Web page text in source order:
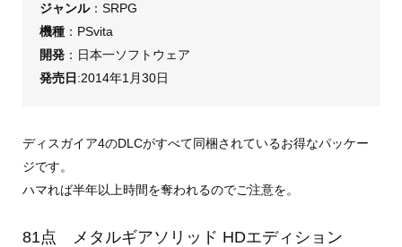
ジャンル：SRPG
機種：PSvita
開発：日本一ソフトウェア
発売日 :2014年1月30日
ディスガイア4のDLCがすべて同梱されているお得なパッケー
ジです。
ハマれば半年以上時間を奪われるのでご注意を。
81点 メタルギアソリッド HDエディション